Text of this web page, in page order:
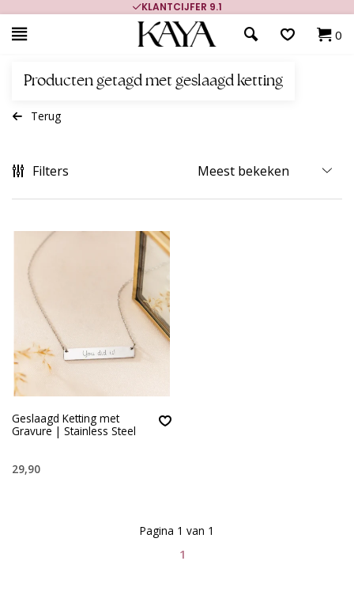
KLANTCIJFER 9.1
0
Producten getagd met geslaagd ketting
Terug
Filters
Geslaagd Ketting met
Gravure | Stainless Steel
29,90
1
Pagina 1 van 1